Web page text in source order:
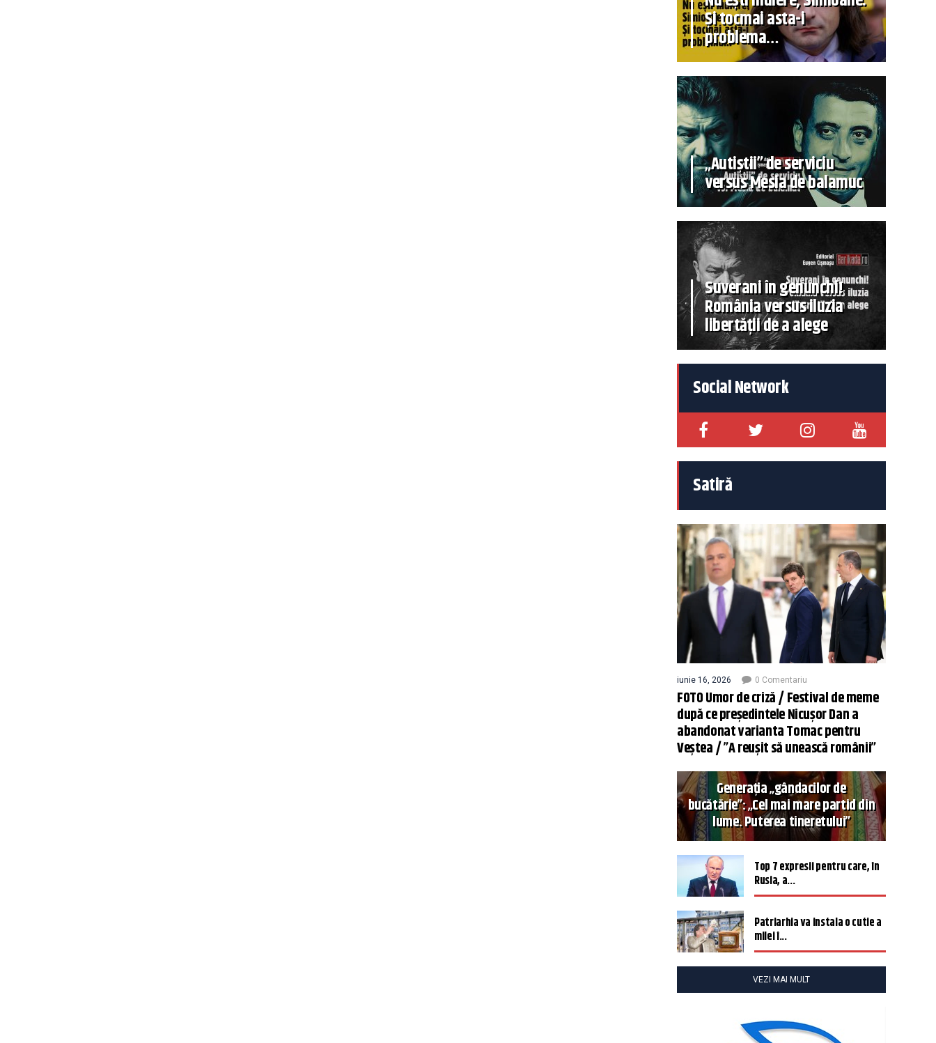
Și tocmai asta-i
problema…
„Autiștii” de serviciu
versus Mesia de balamuc
Suverani în genunchi!
România versus iluzia
libertății de a alege
Social Network
Satiră
iunie 16, 2026 0 Comentariu
FOTO Umor de criză / Festival de meme
după ce președintele Nicușor Dan a
abandonat varianta Tomac pentru
Veștea / ”A reușit să unească românii”
Generația „gândacilor de
bucătărie”: „Cel mai mare partid din
lume. Puterea tineretului”
Top 7 expresii pentru care, în
Rusia, a...
Patriarhia va instala o cutie a
milei î...
VEZI MAI MULT